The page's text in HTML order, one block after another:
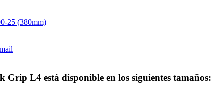
25 (380mm)
Grip L4 está disponible en los siguientes tamaños: